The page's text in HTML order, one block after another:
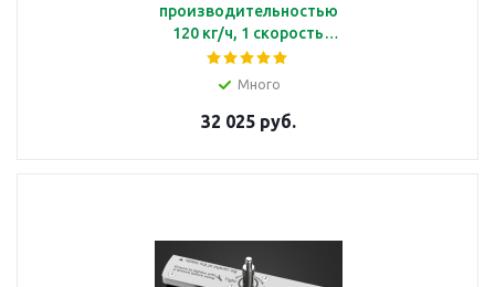
производительностью
120 кг/ч, 1 скорость
6000 об/мин
Много
32 025 руб.